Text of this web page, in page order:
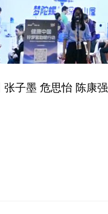
子墨 危思怡 陈康强